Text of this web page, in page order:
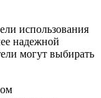
использования
надежной
могут выбирать